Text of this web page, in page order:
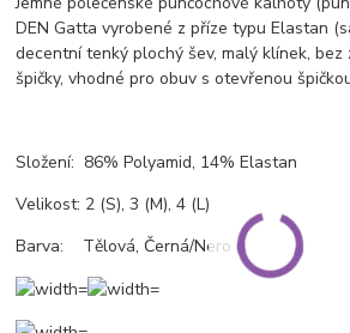
DEN Gatta vyrobené z příze typu Elastan
decentní tenký plochý šev, malý klínek, bez
špičky, vhodné pro obuv s otevřenou
Složení: 86% Polyamid, 14% Elastan
Velikost: 2 (S), 3 (M), 4 (L)
Barva: Tělová, Černá/Nero